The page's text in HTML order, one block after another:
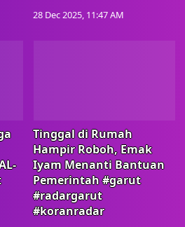
28 Dec 2025, 11:47 AM
Tinggal di Rumah
Hampir Roboh, Emak
Iyam Menanti Bantuan
Pemerintah #garut
#radargarut
#koranradar